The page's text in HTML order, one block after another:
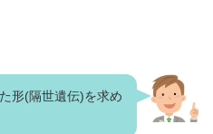
形(隔世遺伝)を求め